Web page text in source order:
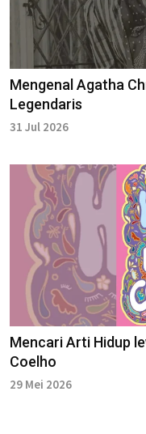
Mengenal Agatha
Legendaris
31 Jul 2026
Mencari Arti Hidup
Coelho
29 Mei 2026